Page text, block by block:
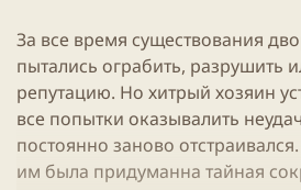
За все время существования
пытались ограбить, разрушить
репутацию. Но хитрый хозяин
все попытки оказывалить
постоянно заново
им была придуманна тайная